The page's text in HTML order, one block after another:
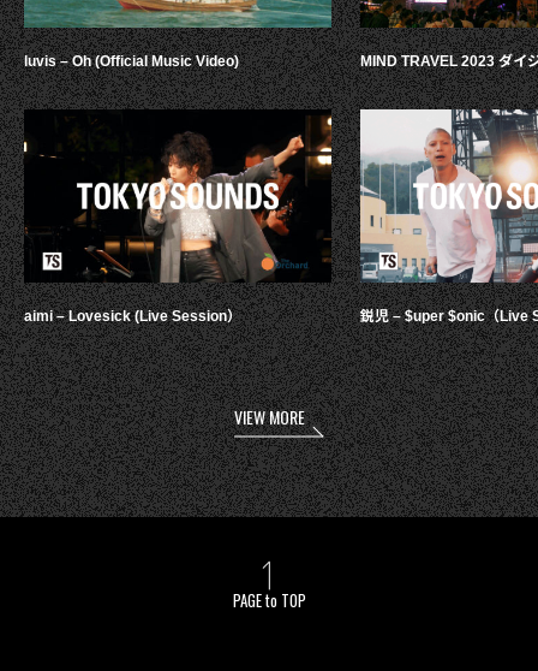
luvis – Oh (Official Music Video)
aimi – Lovesick (Live Session）
MIND TRAVEL 2023 ダイ
鋭児 – $uper $onic（Live
VIEW MORE
PAGE to TOP